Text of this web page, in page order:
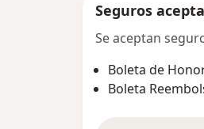
Seguros
Se aceptan
Boleta de
Boleta